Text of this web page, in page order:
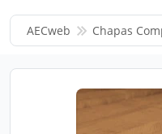
AECweb Chapas